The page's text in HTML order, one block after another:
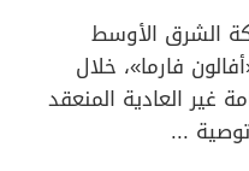
الشرق الأوسط
فارما»، خلال
غير العادية المنعقد
...